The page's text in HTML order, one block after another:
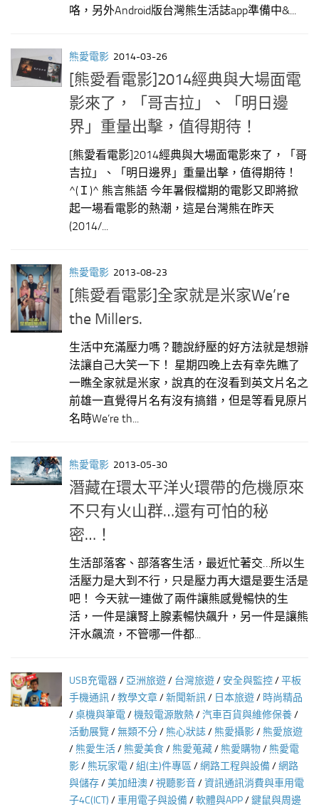
咯，另外Android版台灣熊生活誌app準備中&...
熊愛電影 2014-03-26
[熊愛看電影]2014經典與大場面電
影來了，「哥吉拉」、「明日邊
界」重量出擊，值得期待！
[熊愛看電影]2014經典與大場面電影來了，「哥
吉拉」、「明日邊界」重量出擊，值得期待！
^(Ｉ)^ 熊言熊語 今年暑假檔期的電影又即將掀
起一場看電影的熱潮，這是台灣熊在昨天
(2014/...
熊愛電影 2013-08-23
[熊愛看電影]全家就是米家We’re
the Millers.
生活中充滿壓力嗎？聽說紓壓的好方法就是想辦
法讓自己大笑一下！ 星期四晚上去有幸先瞧了
一瞧全家就是米家，說真的在沒看到英文片名之
前雄一直覺得片名有沒有搞錯，但是等看見原片
名時We’re th...
熊愛電影 2013-05-30
潛藏在環太平洋火環帶的危機原來
不只有火山群…還有可怕的秘
密…！
生活部落客、部落客生活，最近忙著交…所以生
活壓力是大到不行，只是壓力再大還是要生活是
吧！ 今天就一連做了兩件讓熊感覺暢快的生
活，一件是讓腎上腺素暢快飆升，另一件是讓熊
汗水飆流，不管哪一件都...
USB充電器/ 亞洲旅遊/ 台灣旅遊/ 安全與監控/平板
手機通訊/教學文章/新聞新訊/ 日本旅遊/ 時尚精品
/桌機與筆電/機殼電源散熱/汽車百貨與維修保養/
活動展覽/無類不分/ 熊心狀誌/ 熊愛攝影/ 熊愛旅遊
/ 熊愛生活/ 熊愛美食/ 熊愛蒐藏/ 熊愛購物/ 熊愛電
影/ 熊玩家電/組(主)件專區 /網路工程與設備/網路
與儲存/美加紐澳/視聽影音/資訊通訊消費與車用電
子4C(ICT) /車用電子與設備/軟體與APP/鍵鼠與周邊